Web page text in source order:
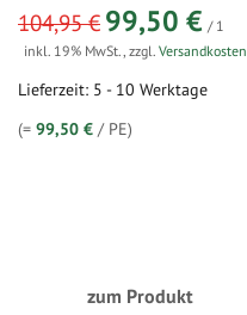
sonderangebot
104,95 € 99,50 € / 1
inkl. 19% MwSt., zzgl. Versandkosten
Lieferzeit: 5 - 10 Werktage
(= 99,50 € / PE)
zum Produkt